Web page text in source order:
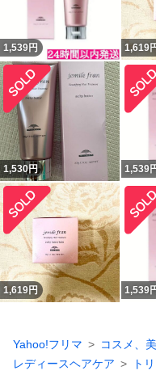
1,539円 1,619
1,530円 1,539
1,619円 1,539
Yahoo!フリマ
コスメ、
レディースヘアケア
ト